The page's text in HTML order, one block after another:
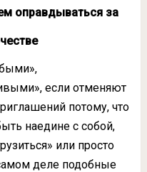
оправдываться за
если отменяют
потому, что
наедине с собой,
или просто
деле подобные